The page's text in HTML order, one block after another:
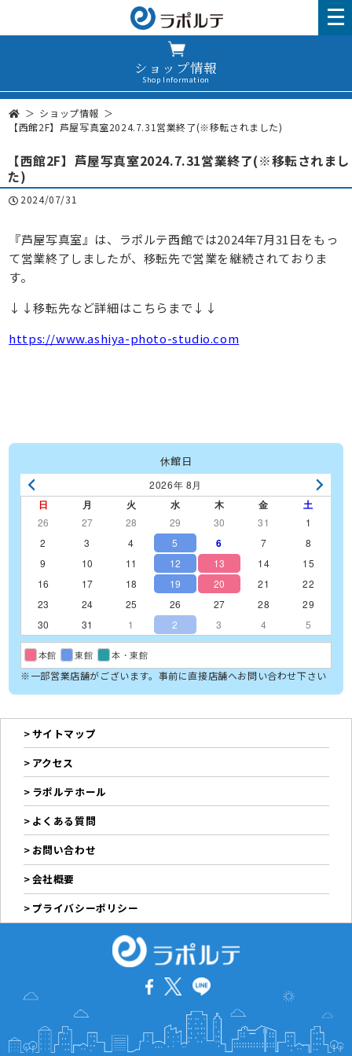
ショップ情報
Shop Information
ショップ情報
【西館2F】芦屋写真室2024.7.31営業終了(※移転されました)
【西館2F】芦屋写真室2024.7.31営業終了(※移転されまし
た)
2024/07/31
『芦屋写真室』は、ラポルテ西館では2024年7月31日をもっ
て営業終了しましたが、移転先で営業を継続されておりま
す。
↓↓移転先など詳細はこちらまで↓↓
https://www.ashiya-photo-studio.com
休館日
2026年 8月
日 月 火 水 木 金 土
26 27 28 29 30 31
1
2
3 4 5 6 7
8
9
10 11 12 13 14
15
16
17 18 19 20 21
22
23
24 25 26 27 28
29
30
31 1 2 3 4 5
本館 東館 本・東館
※一部営業店舗がございます。事前に直接店舗へお問い合わせ下さい
サイトマップ
アクセス
ラポルテホール
よくある質問
お問い合わせ
会社概要
プライバシーポリシー